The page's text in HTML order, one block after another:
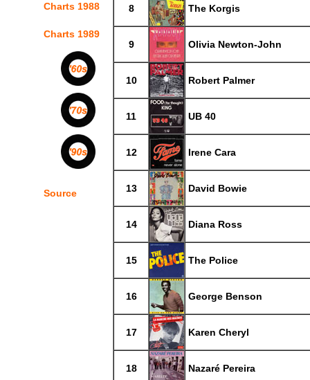
Charts 1988
Charts 1989
Source
8 The Korgis
9 Olivia Newton-John
10 Robert Palmer
11 UB 40
12 Irene Cara
13 David Bowie
14 Diana Ross
15 The Police
16 George Benson
17 Karen Cheryl
18 Nazaré Pereira